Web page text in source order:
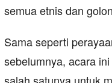
semua etnis dan
Sama seperti
sebelumnya, acara